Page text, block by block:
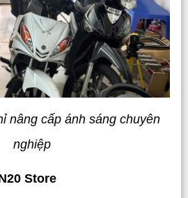
nâng cấp ánh sáng chuyên
nghiệp
Store